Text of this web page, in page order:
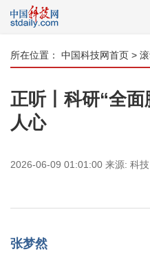
所在位置： 中国科技网首页 >
正听丨科研“全
人心
2026-06-09 01:01:00 来源: 科
张梦然